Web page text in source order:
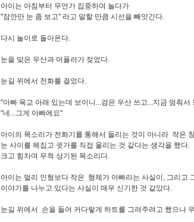
아이는 아침부터 무언가 집중하여 놀다가
"잠깐만 눈 좀 보고" 라고 말할 만큼 시선을 빼앗긴다.
다시 놀이로 돌아온다.
눈을 맞은 우산과 머플러가 젖었다.
눈길 위에서 전화를 걸었다.
"아빠 육교 아래 있는데 보이니...검은 우산 쓰고...지금 멈춰서
"네...그게 아빠에요"
아이의 목소리가 전화기를 통해서 들리는 것이 아니라 작은
눈 사이를 헤집고 귓가를 직접 울리는 것 같다는 생각을 했다.
크고 힘차며 무척 상기된 목소리다.
아이는 멀리 인형보다 작은 형체가 아빠라는 사실이, 그리고
이야기를 나누고 있다는 사실이 매우 신기한 것 같았다.
눈길 위에서 손을 들어 커다랗게 하트를 그려주려고 했으나